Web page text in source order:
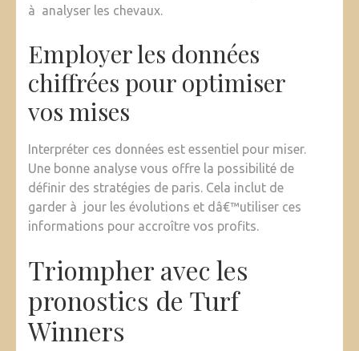
à analyser les chevaux.
Employer les données
chiffrées pour optimiser
vos mises
Interpréter ces données est essentiel pour miser.
Une bonne analyse vous offre la possibilité de
définir des stratégies de paris. Cela inclut de
garder à jour les évolutions et dâ€™utiliser ces
informations pour accroître vos profits.
Triompher avec les
pronostics de Turf
Winners